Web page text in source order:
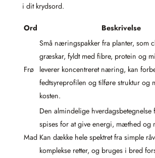
i dit krydsord.
Ord Beskrivelse
Frø
Små næringspakker fra planter, som
græskar, fyldt med fibre, protein og
leverer koncentreret næring, kan
fedtsyreprofilen og tilføre struktur og
kosten.
Mad
Den almindelige hverdagsbetegnelse
spises for at give energi, mæthed og
Kan dække hele spektret fra simple
komplekse retter, og bruges i bred